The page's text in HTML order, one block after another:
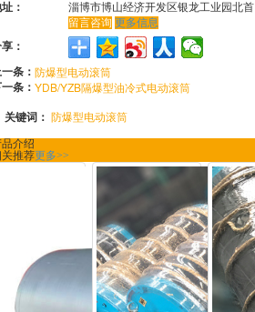
：
淄博市博山经济开发区银龙工业园北首
留言咨询 更多信息
：
条： 防爆型电动滚筒
条： YDB/YZB隔爆型油冷式电动滚筒
关键词： 防爆型电动滚筒
介绍
推荐更多>>